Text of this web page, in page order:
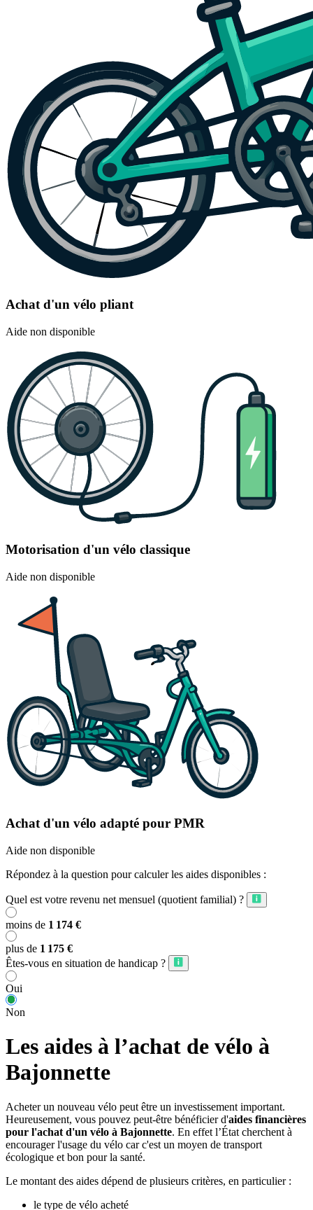
Achat d'un vélo pliant
Aide non disponible
Motorisation d'un vélo classique
Aide non disponible
Achat d'un vélo adapté pour PMR
Aide non disponible
Répondez à la question pour calculer les aides disponibles :
Quel est votre revenu net mensuel (quotient familial) ?
moins de 1 174 €
plus de 1 175 €
Êtes-vous en situation de handicap ?
Oui
Non
Les aides à l’achat de vélo à
Bajonnette
Acheter un nouveau vélo peut être un investissement important.
Heureusement, vous pouvez peut-être bénéficier d'aides financières
pour l'achat d'un vélo à Bajonnette. En effet l’État cherchent à
encourager l'usage du vélo car c'est un moyen de transport
écologique et bon pour la santé.
Le montant des aides dépend de plusieurs critères, en particulier :
le type de vélo acheté